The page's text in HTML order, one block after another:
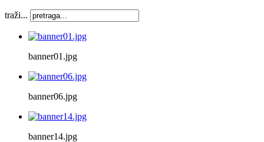
traži...
banner01.jpg
banner06.jpg
banner14.jpg